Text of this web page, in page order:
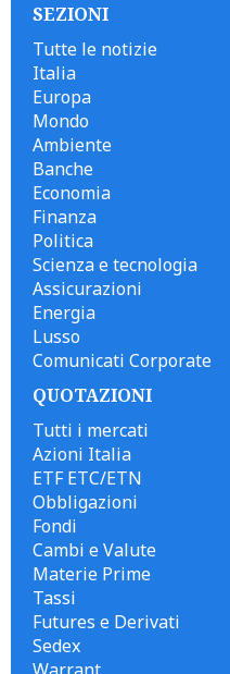
SEZIONI
Tutte le notizie
Italia
Europa
Mondo
Ambiente
Banche
Economia
Finanza
Politica
Scienza e tecnologia
Assicurazioni
Energia
Lusso
Comunicati Corporate
QUOTAZIONI
Tutti i mercati
Azioni Italia
ETF ETC/ETN
Obbligazioni
Fondi
Cambi e Valute
Materie Prime
Tassi
Futures e Derivati
Sedex